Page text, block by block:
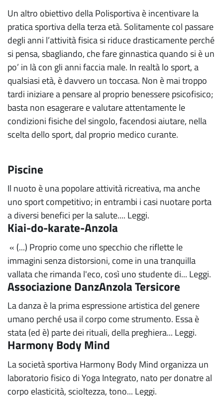
Un altro obiettivo della Polisportiva è incentivare la
pratica sportiva della terza età. Solitamente col passare
degli anni l’attività fisica si riduce drasticamente perché
si pensa, sbagliando, che fare ginnastica quando si è un
po’ in là con gli anni faccia male. In realtà lo sport, a
qualsiasi età, è davvero un toccasa. Non è mai troppo
tardi iniziare a pensare al proprio benessere psicofisico;
basta non esagerare e valutare attentamente le
condizioni fisiche del singolo, facendosi aiutare, nella
scelta dello sport, dal proprio medico curante.
Piscine
Il nuoto è una popolare attività ricreativa, ma anche
uno sport competitivo; in entrambi i casi nuotare porta
a diversi benefici per la salute.... Leggi.
Kiai-do-karate-Anzola
« (...) Proprio come uno specchio che riflette le
immagini senza distorsioni, come in una tranquilla
vallata che rimanda l'eco, così uno studente di... Leggi.
Associazione DanzAnzola Tersicore
La danza è la prima espressione artistica del genere
umano perché usa il corpo come strumento. Essa è
stata (ed è) parte dei rituali, della preghiera... Leggi.
Harmony Body Mind
La società sportiva Harmony Body Mind organizza un
laboratorio fisico di Yoga Integrato, nato per donatre al
corpo elasticità, scioltezza, tono... Leggi.